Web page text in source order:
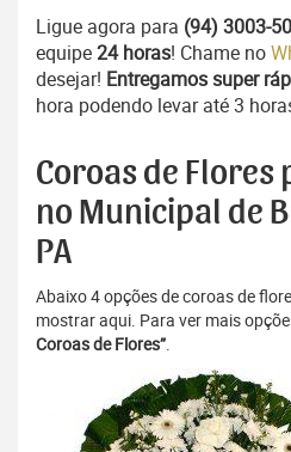
Ligue agora para (94) 3003-
equipe24 horas! Chame no
desejar! Entregamos super
hora podendo levar até 3
Coroas de
no Municipal de
PA
Abaixo 4 opções de coroas de
mostrar aqui. Para ver mais
Coroas de Flores”.